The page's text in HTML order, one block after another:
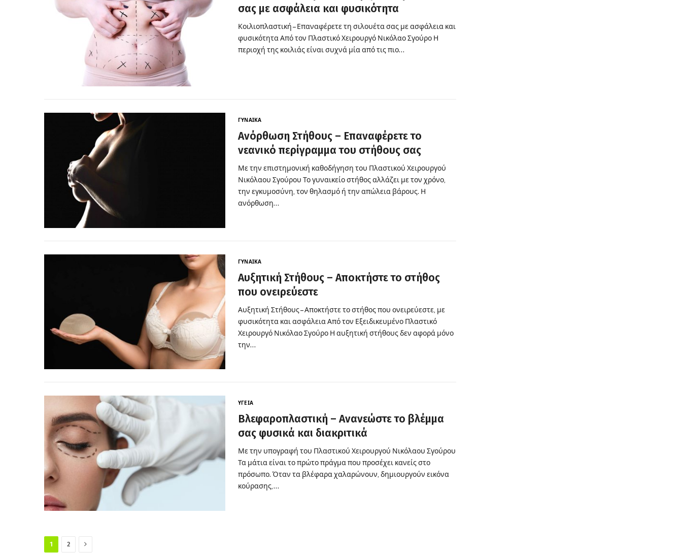
σας με ασφάλεια και φυσικότητα
Κοιλιοπλαστική – Επαναφέρετε τη σιλουέτα σας με ασφάλεια και
φυσικότητα Από τον Πλαστικό Χειρουργό Νικόλαο Σγούρο Η
περιοχή της κοιλιάς είναι συχνά μία από τις πιο…
ΓΥΝΑΊΚΑ
Ανόρθωση Στήθους – Επαναφέρετε το
νεανικό περίγραμμα του στήθους σας
Με την επιστημονική καθοδήγηση του Πλαστικού Χειρουργού
Νικόλαου Σγούρου Το γυναικείο στήθος αλλάζει με τον χρόνο,
την εγκυμοσύνη, τον θηλασμό ή την απώλεια βάρους. Η
ανόρθωση…
ΓΥΝΑΊΚΑ
Αυξητική Στήθους – Αποκτήστε το στήθος
που ονειρεύεστε
Αυξητική Στήθους – Αποκτήστε το στήθος που ονειρεύεστε, με
φυσικότητα και ασφάλεια Από τον Εξειδικευμένο Πλαστικό
Χειρουργό Νικόλαο Σγούρο Η αυξητική στήθους δεν αφορά μόνο
την…
ΥΓΕΊΑ
Βλεφαροπλαστική – Ανανεώστε το βλέμμα
σας φυσικά και διακριτικά
Με την υπογραφή του Πλαστικού Χειρουργού Νικόλαου Σγούρου
Τα μάτια είναι το πρώτο πράγμα που προσέχει κανείς στο
πρόσωπο. Όταν τα βλέφαρα χαλαρώνουν, δημιουργούν εικόνα
κούρασης,…
1 2 Next